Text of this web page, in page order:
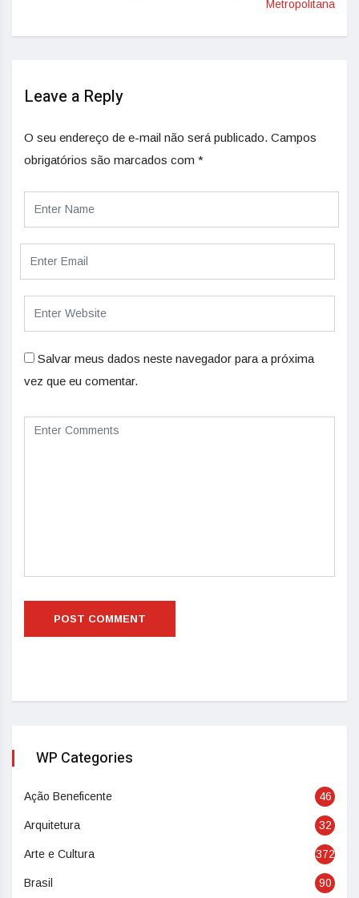
Metropolitana
Leave a Reply
O seu endereço de e-mail não será publicado. Campos
obrigatórios são marcados com *
Salvar meus dados neste navegador para a próxima
vez que eu comentar.
WP Categories
Ação Beneficente 46
Arquitetura 32
Arte e Cultura 372
Brasil 90